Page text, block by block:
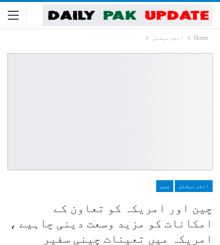
Home انٹرنیشنل
انٹرنیشنل چین
چین اور امریکہ کو تعاون کے
امکانات کو مزید وسعت دینی چاہیے ،
امریکہ میں تعینات چینی سفیر